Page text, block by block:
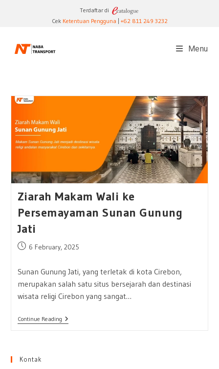
Terdaftar di
CekKetentuan Pengguna +62 811 249 3232
Menu
Ziarah Makam Wali ke
Persemayaman Sunan Gunung
Jati
Post6 February, 2025
Sunan Gunung Jati, yang terletak di kota Cirebon,
merupakan salah satu situs bersejarah dan destinasi
wisata religi Cirebon yang sangat…
Continue ReadingZiarah
Makam
Kontak